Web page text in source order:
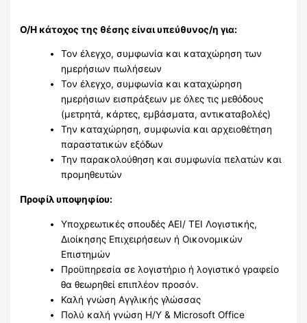
Ο/Η κάτοχος της θέσης είναι υπεύθυνος/η για:
Τον έλεγχο, συμφωνία και καταχώρηση των
ημερήσιων πωλήσεων
Τον έλεγχο, συμφωνία και καταχώρηση
ημερήσιων εισπράξεων με όλες τις μεθόδους
(μετρητά, κάρτες, εμβάσματα, αντικαταβολές)
Την καταχώρηση, συμφωνία και αρχειοθέτηση
παραστατικών εξόδων
Την παρακολούθηση και συμφωνία πελατών και
προμηθευτών
Προφίλ υποψηφίου:
Υποχρεωτικές σπουδές ΑΕΙ/ ΤΕΙ Λογιστικής,
Διοίκησης Επιχειρήσεων ή Οικονομικών
Επιστημών
Προϋπηρεσία σε λογιστήριο ή λογιστικό γραφείο
θα θεωρηθεί επιπλέον προσόν.
Καλή γνώση Αγγλικής γλώσσας
Πολύ καλή γνώση Η/Υ & Microsoft Office